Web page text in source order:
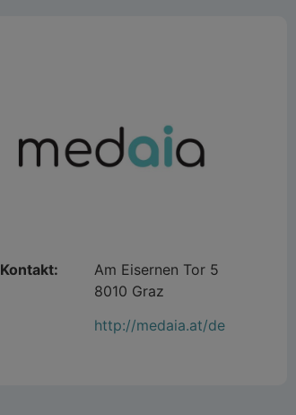
Kontakt:
Am Eisernen Tor 5
8010 Graz
http://medaia.at/de